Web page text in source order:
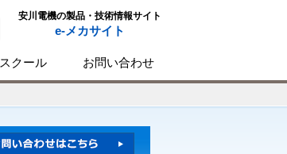
安川電機の製品・技術情報サイト
e-メカサイト
スクール お問い合わせ